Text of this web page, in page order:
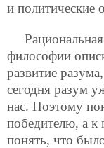
и политические
философии
развитие
сегодня разум
нас. Поэтому
победителю, а к
понять, что